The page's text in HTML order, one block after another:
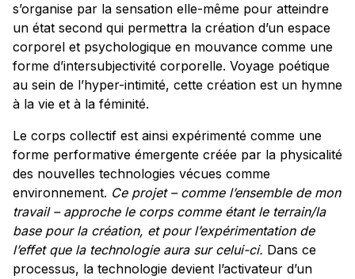
s’organise par la sensation elle-même pour atteindre
un état second qui permettra la création d’un espace
corporel et psychologique en mouvance comme une
forme d’intersubjectivité corporelle. Voyage poétique
au sein de l’hyper-intimité, cette création est un hymne
à la vie et à la féminité.
Le corps collectif est ainsi expérimenté comme une
forme performative émergente créée par la physicalité
des nouvelles technologies vécues comme
environnement. Ce projet – comme l’ensemble de mon
travail – approche le corps comme étant le terrain/la
base pour la création, et pour l’expérimentation de
l’effet que la technologie aura sur celui-ci. Dans ce
processus, la technologie devient l’activateur d’un